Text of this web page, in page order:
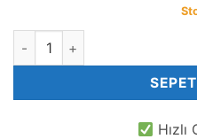
2 CM Mix Renkli Deniz
Hızlı